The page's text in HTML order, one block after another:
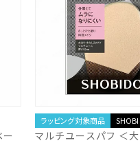
ラッピング対象商品
マルチユースパフ ＜